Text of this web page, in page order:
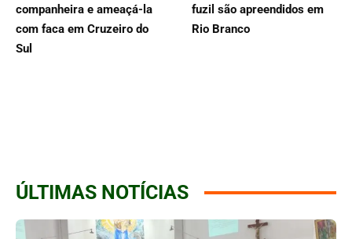
companheira e ameaçá-la
com faca em Cruzeiro do
Sul
fuzil são apreendidos em
Rio Branco
ÚLTIMAS NOTÍCIAS